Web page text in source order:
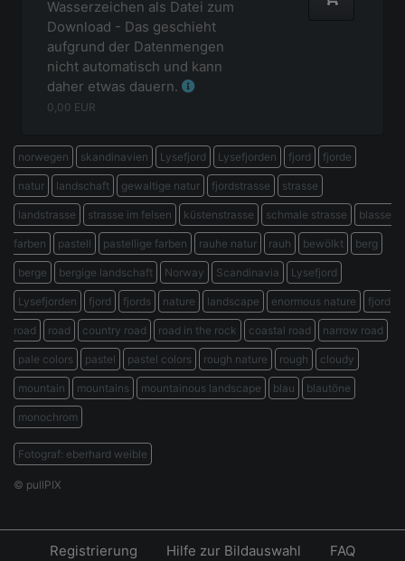
Wasserzeichen als Datei zum
Download - Das geschieht
aufgrund der Datenmengen
nicht automatisch und kann
daher etwas dauern.
0,00 EUR
norwegen skandinavien Lysefjord Lysefjorden fjord fjorde
natur landschaft gewaltige natur fjordstrasse strasse
landstrasse strasse im felsen küstenstrasse schmale strasse blasse
farben pastell pastellige farben rauhe natur rauh bewölkt berg
berge bergige landschaft Norway Scandinavia Lysefjord
Lysefjorden fjord fjords nature landscape enormous nature fjord
road road country road road in the rock coastal road narrow road
pale colors pastel pastel colors rough nature rough cloudy
mountain mountains mountainous landscape blau blautöne
monochrom
Fotograf: eberhard weible
© pullPIX
Registrierung Hilfe zur Bildauswahl
FAQ